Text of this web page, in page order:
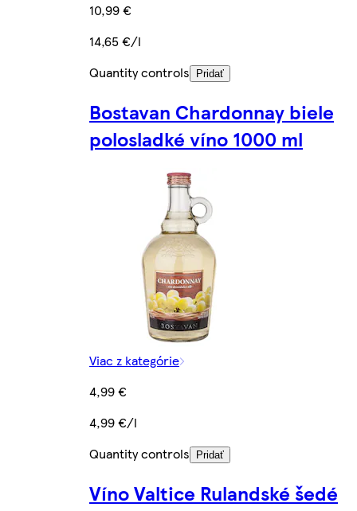
10,99 €
14,65 €/l
Quantity controls
Pridať
Bostavan Chardonnay biele
polosladké víno 1000 ml
Viac z kategórie
4,99 €
4,99 €/l
Quantity controls
Pridať
Víno Valtice Rulandské šedé